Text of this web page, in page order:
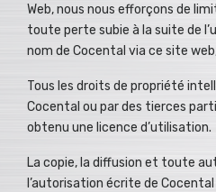
Web, nous nous efforçons de
toute perte subie à la suite de
nom de Cocental via ce site
Tous les droits de propriété
Cocental ou par des tierces
obtenu une licence d’utilisation.
La copie, la diffusion et toute
l’autorisation écrite de